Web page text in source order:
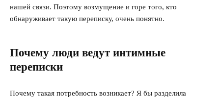
нашей связи. Поэтому возмущение и горе того, кто
обнаруживает такую переписку, очень понятно.
Почему люди ведут интимные
переписки
Почему такая потребность возникает? Я бы разделила